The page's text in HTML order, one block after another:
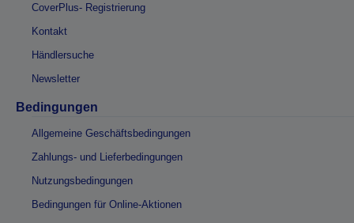
CoverPlus- Registrierung
Kontakt
Händlersuche
Newsletter
Bedingungen
Allgemeine Geschäftsbedingungen
Zahlungs- und Lieferbedingungen
Nutzungsbedingungen
Bedingungen für Online-Aktionen